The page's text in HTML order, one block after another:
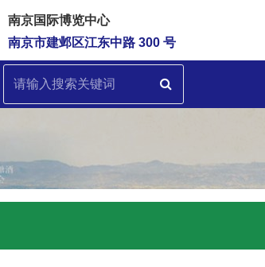
南京国际博览中心
南京市建邺区江东中路 300 号